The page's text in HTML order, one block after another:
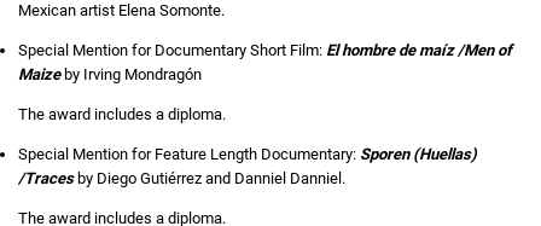
Mexican artist Elena Somonte.
Special Mention for Documentary Short Film: El hombre de maíz /Men of
Maizeby Irving Mondragón
The award includes a diploma.
Special Mention for Feature Length Documentary: Sporen (Huellas)
/Tracesby Diego Gutiérrez and Danniel Danniel.
The award includes a diploma.